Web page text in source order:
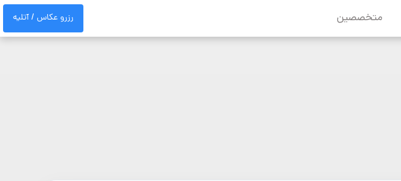
متخصصین رزرو عکاس / آتلیه